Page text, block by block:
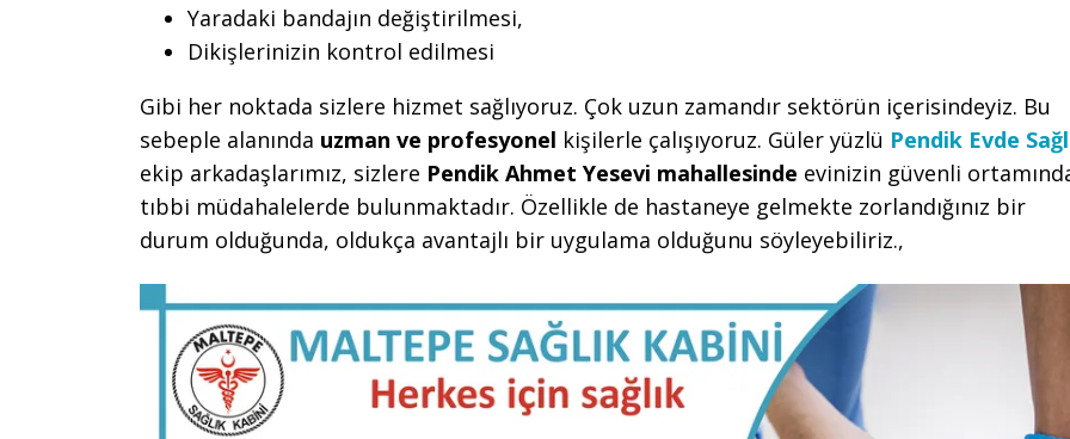
Yaradaki bandajın değiştirilmesi,
Dikişlerinizin kontrol edilmesi
Gibi her noktada sizlere hizmet sağlıyoruz. Çok uzun zamandır sektörün içerisindeyiz. Bu
sebeple alanında uzman ve profesyonel kişilerle çalışıyoruz. Güler yüzlü Pendik Evde
ekip arkadaşlarımız, sizlere Pendik Ahmet Yesevi mahallesinde evinizin güvenli
tıbbi müdahalelerde bulunmaktadır. Özellikle de hastaneye gelmekte zorlandığınız bir
durum olduğunda, oldukça avantajlı bir uygulama olduğunu söyleyebiliriz.,